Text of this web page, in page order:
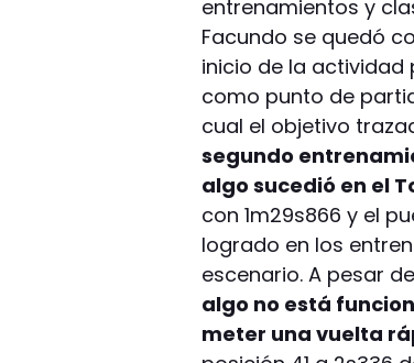
entrenamientos y
Facundo se quedó
inicio de la
como punto de
cual el objetivo
segundo
algo sucedió en el
con 1m29s866 y el
logrado en los
escenario. A pesar
algo no está
meter una vuelta